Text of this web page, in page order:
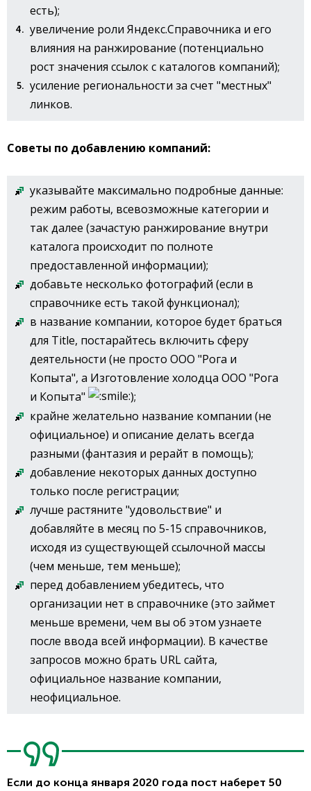
есть);
увеличение роли Яндекс.Справочника и его
влияния на ранжирование (потенциально
рост значения ссылок с каталогов компаний);
усиление региональности за счет "местных"
линков.
Советы по добавлению компаний:
указывайте максимально подробные данные:
режим работы, всевозможные категории и
так далее (зачастую ранжирование внутри
каталога происходит по полноте
предоставленной информации);
добавьте несколько фотографий (если в
справочнике есть такой функционал);
в название компании, которое будет браться
для Title, постарайтесь включить сферу
деятельности (не просто ООО "Рога и
Копыта", а Изготовление холодца ООО "Рога
и Копыта"
);
крайне желательно название компании (не
официальное) и описание делать всегда
разными (фантазия и рерайт в помощь);
добавление некоторых данных доступно
только после регистрации;
лучше растяните "удовольствие" и
добавляйте в месяц по 5-15 справочников,
исходя из существующей ссылочной массы
(чем меньше, тем меньше);
перед добавлением убедитесь, что
организации нет в справочнике (это займет
меньше времени, чем вы об этом узнаете
после ввода всей информации). В качестве
запросов можно брать URL сайта,
официальное название компании,
неофициальное.
Если до конца января 2020 года пост наберет 50